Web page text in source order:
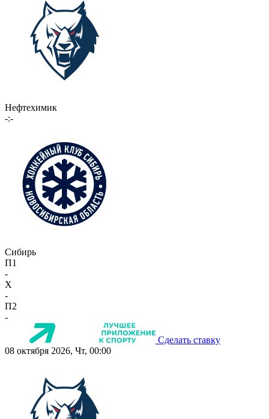
Нефтехимик
-:-
Сибирь
П1
-
X
-
П2
-
Сделать ставку
08 октября 2026, Чт, 00:00